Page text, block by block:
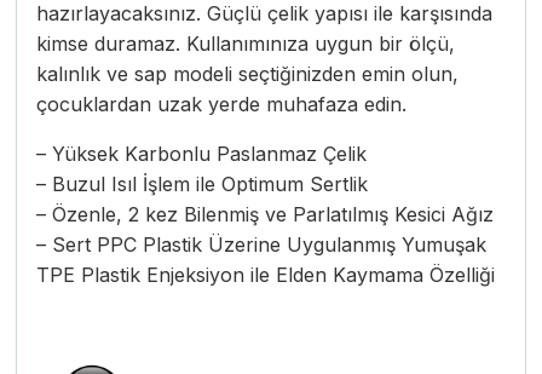
hazırlayacaksınız. Güçlü çelik yapısı ile karşısında
kimse duramaz. Kullanımınıza uygun bir ölçü,
kalınlık ve sap modeli seçtiğinizden emin olun,
çocuklardan uzak yerde muhafaza edin.
– Yüksek Karbonlu Paslanmaz Çelik
– Buzul Isıl İşlem ile Optimum Sertlik
– Özenle, 2 kez Bilenmiş ve Parlatılmış Kesici Ağız
– Sert PPC Plastik Üzerine Uygulanmış Yumuşak
TPE Plastik Enjeksiyon ile Elden Kaymama Özelliği